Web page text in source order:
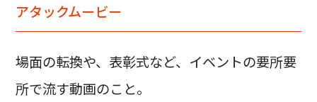
アタックムービー
場面の転換や、表彰式など、イベントの要所要
所で流す動画のこと。